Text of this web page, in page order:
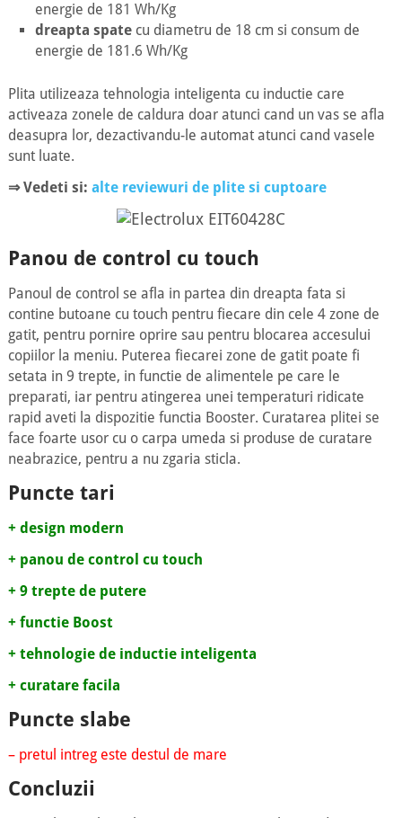
energie de 181 Wh/Kg
dreapta spate cu diametru de 18 cm si consum de
energie de 181.6 Wh/Kg
Plita utilizeaza tehnologia inteligenta cu inductie care
activeaza zonele de caldura doar atunci cand un vas se afla
deasupra lor, dezactivandu-le automat atunci cand vasele
sunt luate.
⇒ Vedeti si: alte reviewuri de plite si cuptoare
Panou de control cu touch
Panoul de control se afla in partea din dreapta fata si
contine butoane cu touch pentru fiecare din cele 4 zone de
gatit, pentru pornire oprire sau pentru blocarea accesului
copiilor la meniu. Puterea fiecarei zone de gatit poate fi
setata in 9 trepte, in functie de alimentele pe care le
preparati, iar pentru atingerea unei temperaturi ridicate
rapid aveti la dispozitie functia Booster. Curatarea plitei se
face foarte usor cu o carpa umeda si produse de curatare
neabrazice, pentru a nu zgaria sticla.
Puncte tari
+ design modern
+ panou de control cu touch
+ 9 trepte de putere
+ functie Boost
+ tehnologie de inductie inteligenta
+ curatare facila
Puncte slabe
– pretul intreg este destul de mare
Concluzii